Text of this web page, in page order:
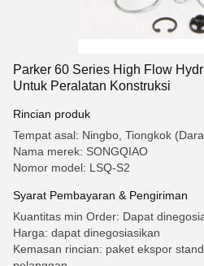
Parker 60 Series High Flow
Untuk Peralatan Konstruksi
Rincian produk
Tempat asal: Ningbo, Tiongkok
Nama merek: SONGQIAO
Nomor model: LSQ-S2
Syarat Pembayaran & Pengiriman
Kuantitas min Order: Dapat
Harga: dapat dinegosiasikan
Kemasan rincian: paket ekspor